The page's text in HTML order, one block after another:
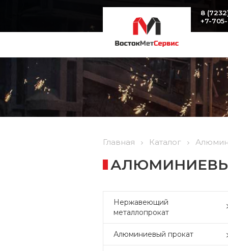
8
+7-
Главная Каталог
Нержавеющий
металлопрокат
Алюминиевый прокат